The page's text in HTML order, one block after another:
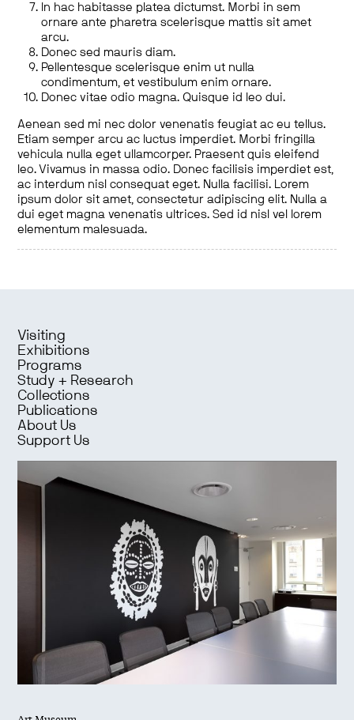
In hac habitasse platea dictumst. Morbi in sem
ornare ante pharetra scelerisque mattis sit amet
arcu.
Donec sed mauris diam.
Pellentesque scelerisque enim ut nulla
condimentum, et vestibulum enim ornare.
Donec vitae odio magna. Quisque id leo dui.
Aenean sed mi nec dolor venenatis feugiat ac eu tellus.
Etiam semper arcu ac luctus imperdiet. Morbi fringilla
vehicula nulla eget ullamcorper. Praesent quis eleifend
leo. Vivamus in massa odio. Donec facilisis imperdiet est,
ac interdum nisl consequat eget. Nulla facilisi. Lorem
ipsum dolor sit amet, consectetur adipiscing elit. Nulla a
dui eget magna venenatis ultrices. Sed id nisl vel lorem
elementum malesuada.
Visiting
Exhibitions
Programs
Study + Research
Collections
Publications
About Us
Support Us